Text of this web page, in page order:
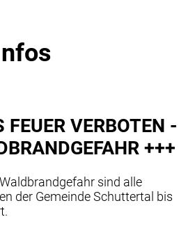
FEUER VERBOTEN -
+++
sind alle
der Gemeinde Schuttertal bis